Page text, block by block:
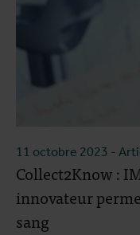
11 octobre 2023 -
Collect2Know :
innovateur
sang